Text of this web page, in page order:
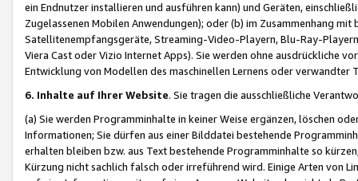
ein Endnutzer installieren und ausführen kann) und Geräten,
Zugelassenen Mobilen Anwendungen); oder (b) im Zusammenhang
Satellitenempfangsgeräte, Streaming-Video-Playern, Blu-Ray-
Viera Cast oder Vizio Internet Apps). Sie werden ohne ausdrückliche
Entwicklung von Modellen des maschinellen Lernens oder
6. Inhalte auf Ihrer Website. Sie tragen die ausschließliche
(a) Sie werden Programminhalte in keiner Weise ergänzen, löschen
Informationen; Sie dürfen aus einer Bilddatei bestehende
erhalten bleiben bzw. aus Text bestehende Programminhalte so
Kürzung nicht sachlich falsch oder irreführend wird. Einige Arten von